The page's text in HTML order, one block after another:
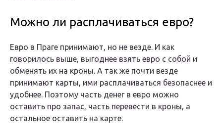
Можно ли расплачиваться евро?
Евро в Праге принимают, но не везде. И как
говорилось выше, выгоднее взять евро с собой и
обменять их на кроны. А так же почти везде
принимают карты, ими расплачиваться безопаснее и
удобнее. Поэтому часть денег в евро можно
оставить про запас, часть перевести в кроны, а
остальное оставить на карте.